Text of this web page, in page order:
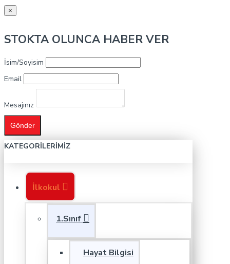
×
STOKTA OLUNCA HABER VER
İsim/Soyisim
Email
Mesajınız
Gönder
KATEGORILERIMIZ
İlkokul
1.Sınıf
Hayat Bilgisi